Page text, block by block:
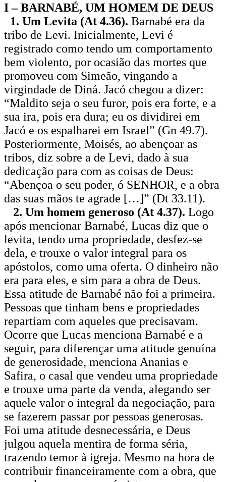
I – BARNABÉ, UM HOMEM DE DEUS
1. Um Levita (At 4.36). Barnabé era da
tribo de Levi. Inicialmente, Levi é
registrado como tendo um comportamento
bem violento, por ocasião das mortes que
promoveu com Simeão, vingando a
virgindade de Diná. Jacó chegou a dizer:
“Maldito seja o seu furor, pois era forte, e a
sua ira, pois era dura; eu os dividirei em
Jacó e os espalharei em Israel” (Gn 49.7).
Posteriormente, Moisés, ao abençoar as
tribos, diz sobre a de Levi, dado à sua
dedicação para com as coisas de Deus:
“Abençoa o seu poder, ó SENHOR, e a obra
das suas mãos te agrade […]” (Dt 33.11).
2. Um homem generoso (At 4.37). Logo
após mencionar Barnabé, Lucas diz que o
levita, tendo uma propriedade, desfez-se
dela, e trouxe o valor integral para os
apóstolos, como uma oferta. O dinheiro não
era para eles, e sim para a obra de Deus.
Essa atitude de Barnabé não foi a primeira.
Pessoas que tinham bens e propriedades
repartiam com aqueles que precisavam.
Ocorre que Lucas menciona Barnabé e a
seguir, para diferençar uma atitude genuína
de generosidade, menciona Ananias e
Safira, o casal que vendeu uma propriedade
e trouxe uma parte da venda, alegando ser
aquele valor o integral da negociação, para
se fazerem passar por pessoas generosas.
Foi uma atitude desnecessária, e Deus
julgou aquela mentira de forma séria,
trazendo temor à igreja. Mesmo na hora de
contribuir financeiramente com a obra, que